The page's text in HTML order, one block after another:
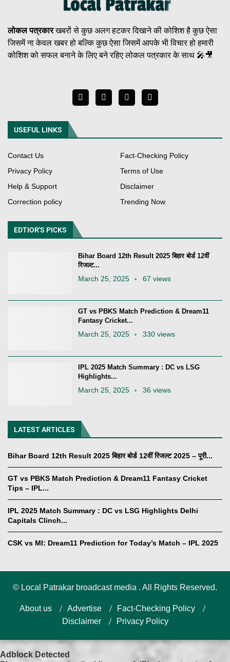
लोकल पत्रकारखबरों से कुछ अलग हटकर दिखाने की कोशिश है कुछ ऐसा
जिसमें ना केवल खबर हो बल्कि कुछ ऐसा जिसमें आपके भी विचार हो हमारी
कोशिश को सफल बनाने के लिए बने रहिए लोकल पत्रकार के साथ 🎤🎥
USEFUL LINKS
Contact Us
Fact-Checking Policy
Privacy Policy
Terms of Use
Help & Support
Disclaimer
Correction policy
Trending Now
EDTIOR'S PICKS
Bihar Board 12th Result 2025 बिहार बोर्ड 12वीं
रिजल्ट...
March 25, 2025 67 views
GT vs PBKS Match Prediction & Dream11
Fantasy Cricket...
March 25, 2025 330 views
IPL 2025 Match Summary : DC vs LSG
Highlights...
March 25, 2025 36 views
LATEST ARTICLES
Bihar Board 12th Result 2025 बिहार बोर्ड 12वीं रिजल्ट 2025 – पूरी...
GT vs PBKS Match Prediction & Dream11 Fantasy Cricket
Tips – IPL...
IPL 2025 Match Summary : DC vs LSG Highlights Delhi
Capitals Clinch...
CSK vs MI: Dream11 Prediction for Today’s Match – IPL 2025
© Local Patrakar broadcast media . All Rights Reserved.
About us Advertise
Fact-Checking Policy
Disclaimer
Privacy Policy
Adblock Detected